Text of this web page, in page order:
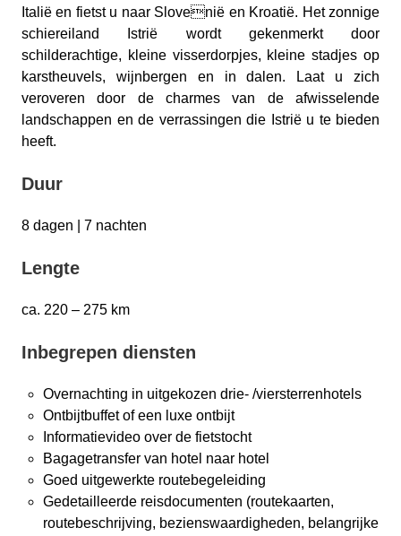
Italië en fietst u naar Slovenië en Kroatië. Het zonnige
schiereiland Istrië wordt gekenmerkt door
schilderachtige, kleine visserdorpjes, kleine stadjes op
karstheuvels, wijnbergen en in dalen. Laat u zich
veroveren door de charmes van de afwisselende
landschappen en de verrassingen die Istrië u te bieden
heeft.
Duur
8 dagen | 7 nachten
Lengte
ca. 220 – 275 km
Inbegrepen diensten
Overnachting in uitgekozen drie- /viersterrenhotels
Ontbijtbuffet of een luxe ontbijt
Informatievideo over de fietstocht
Bagagetransfer van hotel naar hotel
Goed uitgewerkte routebegeleiding
Gedetailleerde reisdocumenten (routekaarten,
routebeschrijving, bezienswaardigheden, belangrijke